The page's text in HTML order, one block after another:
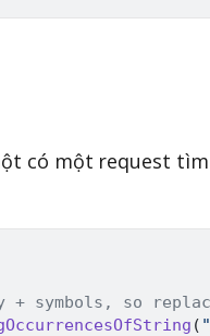
có một request tìm
+ symbols, so
(